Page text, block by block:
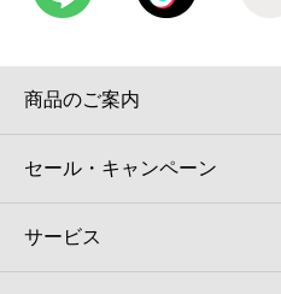
モバイルWi-Fiバッテリーシェア
荷物預かりサービス「ecbocloak
パウダースペース ラブン（店舗限
ソフトバンクギフト
商品のご案内
セール・キャンペーン
サービス